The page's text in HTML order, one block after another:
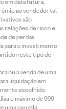
em data futura,
ao vendedor tal
são
relações de risco e
de perdas
para o investimento
neste tipo de
ou a venda de uma
liquidação em
escolhido
e máximo de 999
uma parcela